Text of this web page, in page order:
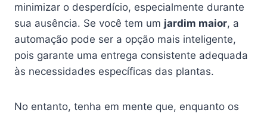
minimizar o desperdício, especialmente durante
sua ausência. Se você tem um jardim maior, a
automação pode ser a opção mais inteligente,
pois garante uma entrega consistente adequada
às necessidades específicas das plantas.
No entanto, tenha em mente que, enquanto os